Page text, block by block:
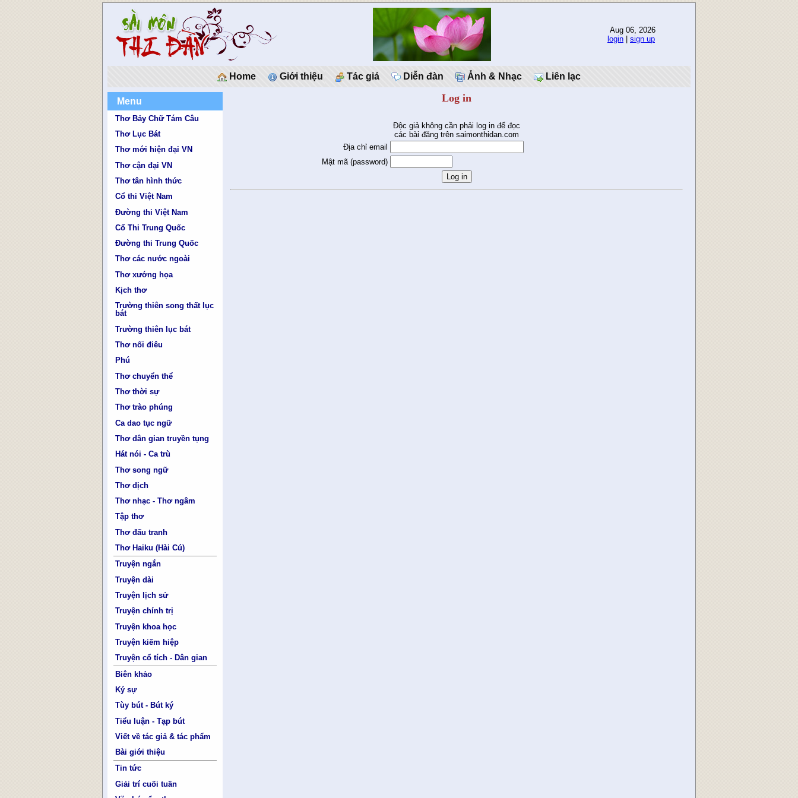
Aug 06, 2026
login
sign up
Home Giới thiệu Tác giả Diễn đàn Ảnh & Nhạc Liên lạc
Menu
Thơ Bảy Chữ Tám Câu
Thơ Lục Bát
Thơ mới hiện đại VN
Thơ cận đại VN
Thơ tân hình thức
Cổ thi Việt Nam
Đường thi Việt Nam
Cổ Thi Trung Quốc
Đường thi Trung Quốc
Thơ các nước ngoài
Thơ xướng họa
Kịch thơ
Trường thiên song thất lục
bát
Trường thiên lục bát
Thơ nối điêu
Phú
Thơ chuyển thể
Thơ thời sự
Thơ trào phúng
Ca dao tục ngữ
Thơ dân gian truyền tụng
Hát nói - Ca trù
Thơ song ngữ
Thơ dịch
Thơ nhạc - Thơ ngâm
Tập thơ
Thơ đấu tranh
Thơ Haiku (Hài Cú)
Truyện ngắn
Truyện dài
Truyện lịch sử
Truyện chính trị
Truyện khoa học
Truyện kiếm hiệp
Truyện cổ tích - Dân gian
Biên khảo
Ký sự
Tùy bút - Bút ký
Tiểu luận - Tạp bút
Viết về tác giả & tác phẩm
Bài giới thiệu
Tin tức
Giải trí cuối tuần
Log in
Độc giả không cần phải log in để đọc
các bài đăng trên saimonthidan.com
Địa chỉ email
Mật mã (password)